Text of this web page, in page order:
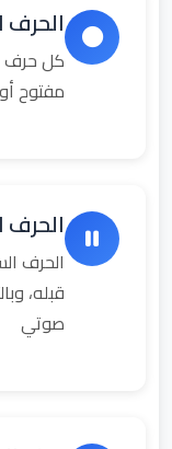
الحرف
كل حرف
مفتوح
الحرف
الحرف
قبله،
صوتي